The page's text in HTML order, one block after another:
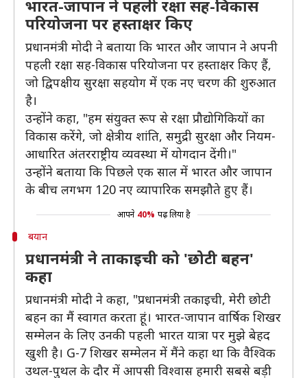
भारत-जापान ने पहली रक्षा सह-विकास
परियोजना पर हस्ताक्षर किए
प्रधानमंत्री मोदी ने बताया कि भारत और जापान ने अपनी
पहली रक्षा सह-विकास परियोजना पर हस्ताक्षर किए हैं,
जो द्विपक्षीय सुरक्षा सहयोग में एक नए चरण की शुरुआत
है।
उन्होंने कहा, "हम संयुक्त रूप से रक्षा प्रौद्योगिकियों का
विकास करेंगे, जो क्षेत्रीय शांति, समुद्री सुरक्षा और नियम-
आधारित अंतरराष्ट्रीय व्यवस्था में योगदान देंगी।"
उन्होंने बताया कि पिछले एक साल में भारत और जापान
के बीच लगभग 120 नए व्यापारिक समझौते हुए हैं।
आपने 40% पढ़ लिया है
बयान
प्रधानमंत्री ने ताकाइची को 'छोटी बहन'
कहा
प्रधानमंत्री मोदी ने कहा, "प्रधानमंत्री तकाइची, मेरी छोटी
बहन का मैं स्वागत करता हूं। भारत-जापान वार्षिक शिखर
सम्मेलन के लिए उनकी पहली भारत यात्रा पर मुझे बेहद
खुशी है। G-7 शिखर सम्मेलन में मैंने कहा था कि वैश्विक
उथल-पुथल के दौर में आपसी विश्वास हमारी सबसे बड़ी